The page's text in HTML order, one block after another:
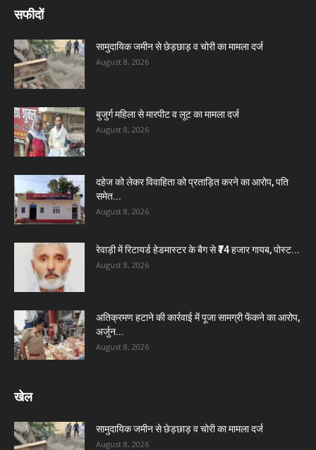
सफीदों
सामुदायिक जमीन से छेड़छाड़ व चोरी का मामला दर्ज
August 8, 2026
बुजुर्ग महिला से मारपीट व लूट का मामला दर्ज
August 8, 2026
दहेज को लेकर विवाहिता को प्रताड़ित करने का आरोप, पति
समेत...
August 8, 2026
रेवाड़ी में रिटायर्ड हेडमास्टर के बैग से ₹74 हजार गायब, पोस्ट...
August 8, 2026
अतिक्रमण हटाने की कार्रवाई में पूजा सामग्री फेंकने का आरोप,
अर्जुन...
August 8, 2026
खेल
सामुदायिक जमीन से छेड़छाड़ व चोरी का मामला दर्ज
August 8, 2026